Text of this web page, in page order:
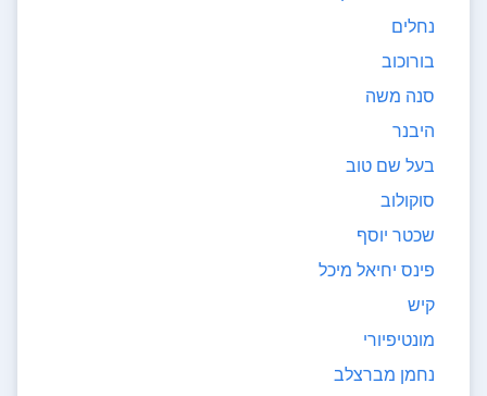
נחלים
בורוכוב
סנה משה
היבנר
בעל שם טוב
סוקולוב
שכטר יוסף
פינס יחיאל מיכל
קיש
מונטיפיורי
נחמן מברצלב